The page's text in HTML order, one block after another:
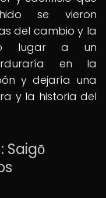
se vieron
del cambio y la
lugar a un
en la
y dejaría una
y la historia del
Saigō